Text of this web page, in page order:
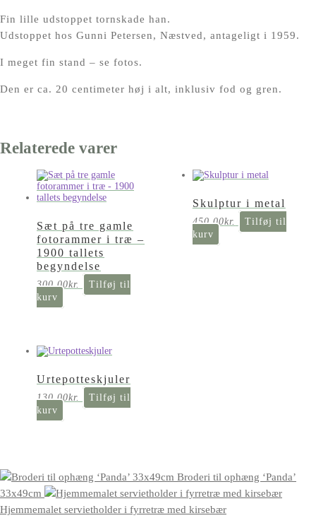
Fin lille udstoppet tornskade han.
Udstoppet hos Gunni Petersen, Næstved, antageligt i 1959.
I meget fin stand – se fotos.
Den er ca. 20 centimeter høj i alt, inklusiv fod og gren.
Relaterede varer
Sæt på tre gamle
fotorammer i træ –
1900 tallets
begyndelse
300,00kr.
Tilføj til
kurv
Skulptur i metal
450,00kr.
Tilføj til
kurv
Urtepotteskjuler
130,00kr.
Tilføj til
kurv
Broderi til ophæng ‘Panda’
33x49cm
Hjemmemalet servietholder i fyrretræ med kirsebær